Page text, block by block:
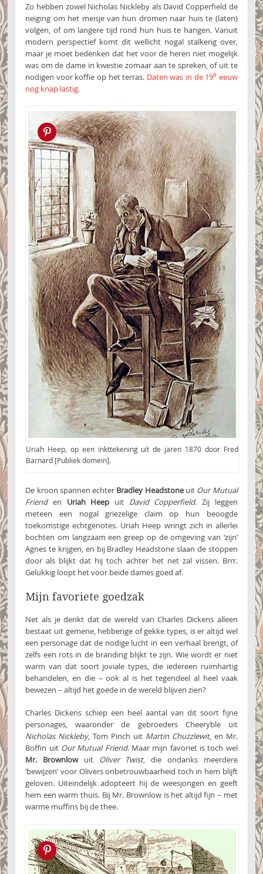
Zo hebben zowel Nicholas Nickleby als David Copperfield de
neiging om het meisje van hun dromen naar huis te (laten)
volgen, of om langere tijd rond hun huis te hangen. Vanuit
modern perspectief komt dit wellicht nogal stalkerig over,
maar je moet bedenken dat het voor de heren niet mogelijk
was om de dame in kwestie zomaar aan te spreken, of uit te
nodigen voor koffie op het terras. Daten was in de 19e eeuw
nog knap lastig.
Pin this!
Uriah Heep, op een inkttekening uit de jaren 1870 door Fred
Barnard [Publiek domein].
De kroon spannen echter Bradley Headstoneuit Our Mutual
Frienden Uriah Heep uit David Copperfield. Zij leggen
meteen een nogal griezelige claim op hun beoogde
toekomstige echtgenotes. Uriah Heep wringt zich in allerlei
bochten om langzaam een greep op de omgeving van ‘zijn’
Agnes te krijgen, en bij Bradley Headstone slaan de stoppen
door als blijkt dat hij toch achter het net zal vissen. Brrr.
Gelukkig loopt het voor beide dames goed af.
Mijn favoriete goedzak
Net als je denkt dat de wereld van Charles Dickens alleen
bestaat uit gemene, hebberige of gekke types, is er altijd wel
een personage dat de nodige lucht in een verhaal brengt, of
zelfs een rots in de branding blijkt te zijn. Wie wordt er niet
warm van dat soort joviale types, die iedereen ruimhartig
behandelen, en die – ook al is het tegendeel al heel vaak
bewezen – altijd het goede in de wereld blijven zien?
Charles Dickens schiep een heel aantal van dit soort fijne
personages, waaronder de gebroeders Cheeryble uit
Nicholas Nickleby, Tom Pinch uit Martin Chuzzlewit, en Mr.
Boffin uit Our Mutual Friend. Maar mijn favoriet is toch wel
Mr. Brownlowuit Oliver Twist, die ondanks meerdere
‘bewijzen’ voor Olivers onbetrouwbaarheid toch in hem blijft
geloven. Uiteindelijk adopteert hij de weesjongen en geeft
hem een warm thuis. Bij Mr. Brownlow is het altijd fijn – met
warme muffins bij de thee.
Pin this!